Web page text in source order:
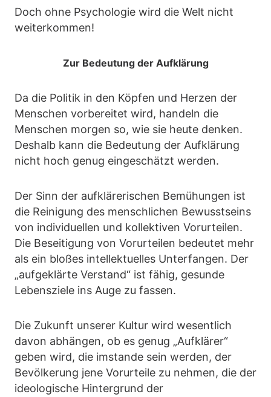
Doch ohne Psychologie wird die Welt nicht
weiterkommen!
Zur Bedeutung der Aufklärung
Da die Politik in den Köpfen und Herzen der
Menschen vorbereitet wird, handeln die
Menschen morgen so, wie sie heute denken.
Deshalb kann die Bedeutung der Aufklärung
nicht hoch genug eingeschätzt werden.
Der Sinn der aufklärerischen Bemühungen ist
die Reinigung des menschlichen Bewusstseins
von individuellen und kollektiven Vorurteilen.
Die Beseitigung von Vorurteilen bedeutet mehr
als ein bloßes intellektuelles Unterfangen. Der
„aufgeklärte Verstand“ ist fähig, gesunde
Lebensziele ins Auge zu fassen.
Die Zukunft unserer Kultur wird wesentlich
davon abhängen, ob es genug „Aufklärer“
geben wird, die imstande sein werden, der
Bevölkerung jene Vorurteile zu nehmen, die der
ideologische Hintergrund der